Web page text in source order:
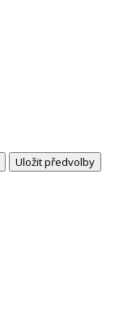
Uložit předvolby